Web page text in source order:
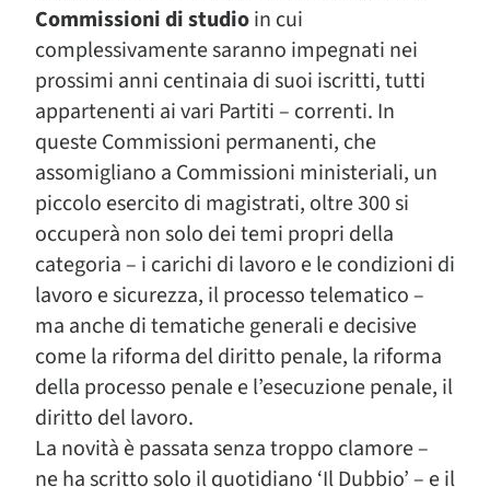
Commissioni di studioin cui
complessivamente saranno impegnati nei
prossimi anni centinaia di suoi iscritti, tutti
appartenenti ai vari Partiti – correnti. In
queste Commissioni permanenti, che
assomigliano a Commissioni ministeriali, un
piccolo esercito di magistrati, oltre 300 si
occuperà non solo dei temi propri della
categoria – i carichi di lavoro e le condizioni di
lavoro e sicurezza, il processo telematico –
ma anche di tematiche generali e decisive
come la riforma del diritto penale, la riforma
della processo penale e l’esecuzione penale, il
diritto del lavoro.
La novità è passata senza troppo clamore –
ne ha scritto solo il quotidiano ‘Il Dubbio’ – e il